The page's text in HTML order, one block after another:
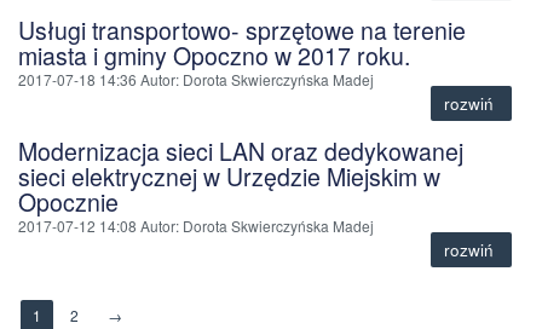
Usługi transportowo- sprzętowe na terenie
miasta i gminy Opoczno w 2017 roku.
2017-07-18 14:36 Autor: Dorota Skwierczyńska Madej
rozwiń
Modernizacja sieci LAN oraz dedykowanej
sieci elektrycznej w Urzędzie Miejskim w
Opocznie
2017-07-12 14:08 Autor: Dorota Skwierczyńska Madej
rozwiń
1 2 →